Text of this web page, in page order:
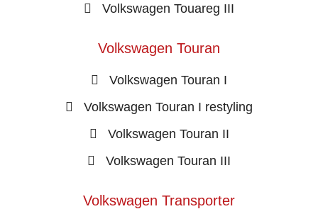
Volkswagen Touareg III
Volkswagen Touran
Volkswagen Touran I
Volkswagen Touran I restyling
Volkswagen Touran II
Volkswagen Touran III
Volkswagen Transporter